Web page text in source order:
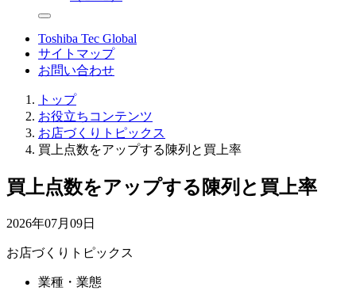
Toshiba Tec Global
サイトマップ
お問い合わせ
トップ
お役立ちコンテンツ
お店づくりトピックス
買上点数をアップする陳列と買上率
買上点数をアップする陳列と買上率
2026年07月09日
お店づくりトピックス
業種・業態